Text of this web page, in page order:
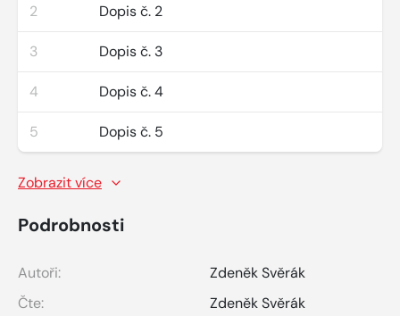
2 Dopis č. 2
3 Dopis č. 3
4 Dopis č. 4
5 Dopis č. 5
Zobrazit více
Podrobnosti
Autoři:
Zdeněk Svěrák
Čte:
Zdeněk Svěrák